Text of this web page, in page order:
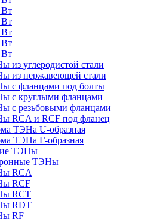
из углеродистой стали
из нержавеющей стали
с фланцами под болты
с круглыми фланцами
с резьбовыми фланцами
RCA и RCF под фланец
ТЭНа U-образная
ТЭНа Г-образная
ТЭНы
ТЭНы
RCA
RCF
RCT
RDT
RF